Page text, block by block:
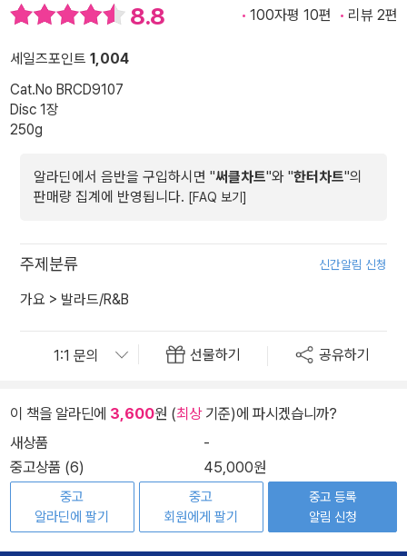
8.8 100자평 10편 리뷰 2편
세일즈포인트 1,004
Cat.No BRCD9107
Disc 1장
250g
알라딘에서 음반을 구입하시면 "써클차트"와 "한터차트"의
판매량 집계에 반영됩니다. [FAQ 보기]
주제분류 신간알림 신청
가요 > 발라드/R&B
선물하기 공유하기
이 책을 알라딘에 3,600원 (최상기준)에 파시겠습니까?
새상품
-
중고상품 (6)
45,000원
중고
알라딘에 팔기
중고
회원에게 팔기
중고 등록
알림 신청